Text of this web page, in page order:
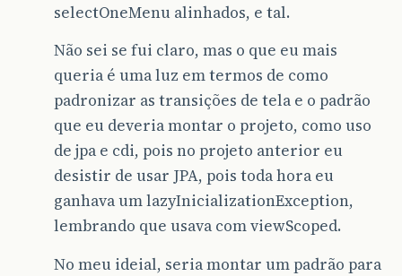
selectOneMenu alinhados, e tal.
Não sei se fui claro, mas o que eu mais
queria é uma luz em termos de como
padronizar as transições de tela e o padrão
que eu deveria montar o projeto, como uso
de jpa e cdi, pois no projeto anterior eu
desistir de usar JPA, pois toda hora eu
ganhava um lazyInicializationException,
lembrando que usava com viewScoped.
No meu ideial, seria montar um padrão para